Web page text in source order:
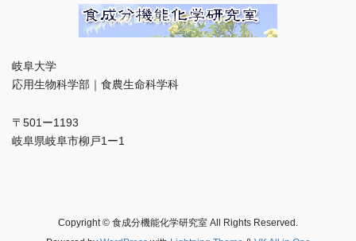
岐阜大学
応用生物科学部｜食農生命科学科
〒501ー1193
岐阜県岐阜市柳戸1ー1
Copyright © 食成分機能化学研究室 All Rights Reserved.